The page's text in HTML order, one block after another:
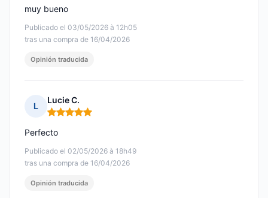
Publicado el 03/05/2026 à 12h05
tras una compra de 16/04/2026
muy bueno
Opinión traducida
L
Lucie C.
Nota: 5 de 5
Publicado el 02/05/2026 à 18h49
tras una compra de 16/04/2026
Perfecto
Opinión traducida